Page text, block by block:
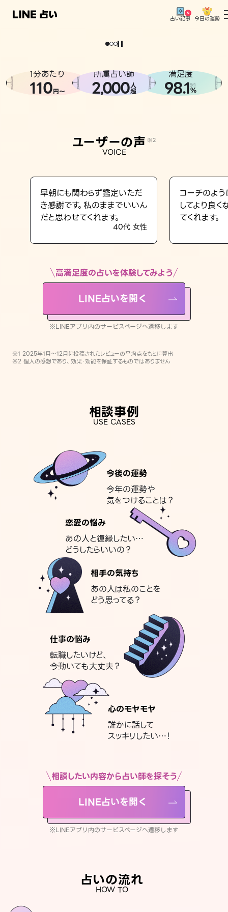
占い記事 今日の運勢
相談事例
LINE占いを開く
※LINEアプリ内のサービスページへ遷移します
どうせなら
。
1分あたり
110円〜
所属占い師
2,000人
超
満足度
98.1※1
%
ユーザーの声 ※2
VOICE
早朝にも関わらず鑑定いただ
き感謝です。私のままでいいん
だと思わせてくれます。
40代 女性
コーチのよ
してより良
てくれます。
高満足度の占いを体験してみよう
LINE占いを開く
※LINEアプリ内のサービスページへ遷移します
※1 2025年1月〜12月に投稿されたレビューの平均点をもとに算出
※2 個人の感想であり、効果・効能を保証するものではありません
相談事例
USE CASES
今後の運勢
今年の運勢や
気をつけることは？
恋愛の悩み
あの人と復縁したい…
どうしたらいいの？
相手の気持ち
あの人は私のことを
どう思ってる？
仕事の悩み
転職したいけど、
今動いても大丈夫？
心のモヤモヤ
誰かに話して
スッキリしたい…！
相談したい内容から占い師を探そう
LINE占いを開く
※LINEアプリ内のサービスページへ遷移します
占いの流れ
HOW TO